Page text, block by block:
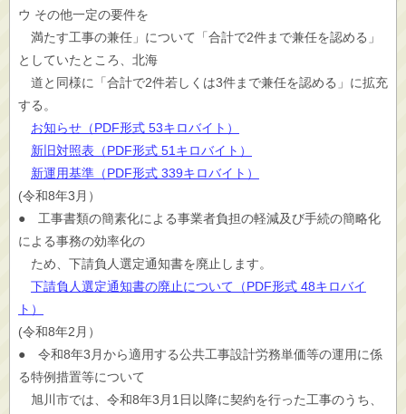
ウ その他一定の要件を
満たす工事の兼任」について「合計で2件まで兼任を認める」
としていたところ、北海
道と同様に「合計で2件若しくは3件まで兼任を認める」に拡充
する。
お知らせ（PDF形式 53キロバイト）
新旧対照表（PDF形式 51キロバイト）
新運用基準（PDF形式 339キロバイト）
(令和8年3月）
● 工事書類の簡素化による事業者負担の軽減及び手続の簡略化
による事務の効率化の
ため、下請負人選定通知書を廃止します。
下請負人選定通知書の廃止について（PDF形式 48キロバイ
ト）
(令和8年2月）
● 令和8年3月から適用する公共工事設計労務単価等の運用に係
る特例措置等について
旭川市では、令和8年3月1日以降に契約を行った工事のうち、